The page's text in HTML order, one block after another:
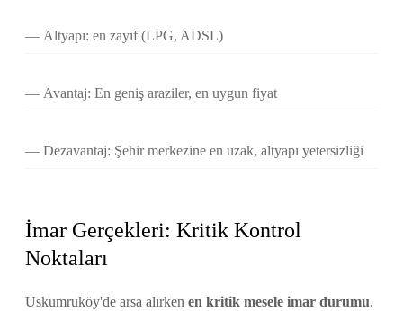
Altyapı: en zayıf (LPG, ADSL)
Avantaj: En geniş araziler, en uygun fiyat
Dezavantaj: Şehir merkezine en uzak, altyapı yetersizliği
İmar Gerçekleri: Kritik Kontrol
Noktaları
Uskumruköy'de arsa alırken en kritik mesele imar durumu.